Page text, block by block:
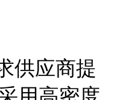
供应商提